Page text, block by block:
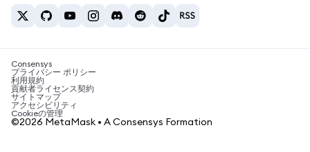
お問い合わせ
ETH→USDT
USDTの購入
SHIBの購入
BNBの購入
税制関連ニュース
暗号資産の購入方法は？
ビットコインを売るには？
Consensys
プライバシー ポリシー
利用規約
貢献者ライセンス契約
サイトマップ
アクセシビリティ
Cookieの管理
©2026 MetaMask • A Consensys Formation